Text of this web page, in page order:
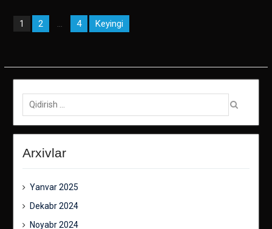
Maqolalar
bo‘yicha
1 2 4 Keyingi
Qidirish:
Arxivlar
Yanvar 2025
Dekabr 2024
Noyabr 2024